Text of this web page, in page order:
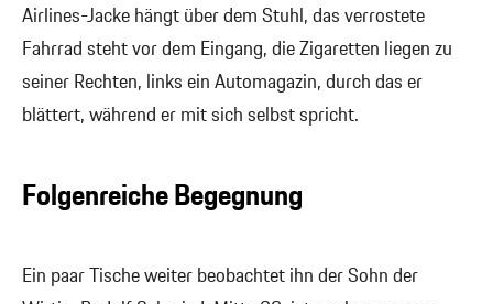
Airlines-Jacke hängt über dem Stuhl, das verrostete
Fahrrad steht vor dem Eingang, die Zigaretten liegen zu
seiner Rechten, links ein Automagazin, durch das er
blättert, während er mit sich selbst spricht.
Folgenreiche Begegnung
Ein paar Tische weiter beobachtet ihn der Sohn der